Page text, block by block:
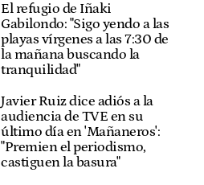
El refugio de Iñaki
Gabilondo: "Sigo yendo a las
playas vírgenes a las 7:30 de
la mañana buscando la
tranquilidad"
Javier Ruiz dice adiós a la
audiencia de TVE en su
último día en 'Mañaneros':
"Premien el periodismo,
castiguen la basura"